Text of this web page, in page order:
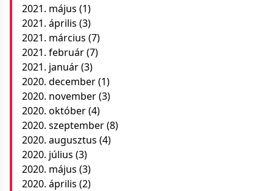
2021. május (1)
2021. április (3)
2021. március (7)
2021. február(7)
2021. január(3)
2020. december(1)
2020. november(3)
2020. október(4)
2020. szeptember(8)
2020. augusztus (4)
2020. július (3)
2020. május (3)
2020. április (2)